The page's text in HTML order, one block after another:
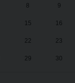
8 9
15 16
22 23
29 30